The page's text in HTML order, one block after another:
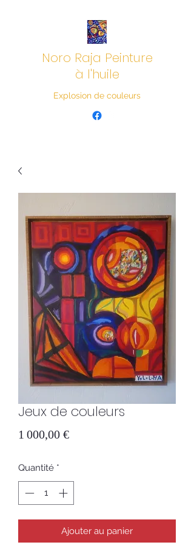
Noro Raja Peinture
à l'huile
Explosion de couleurs
Jeux de couleurs
1 000,00 €Prix
Quantité *
Ajouter au panier